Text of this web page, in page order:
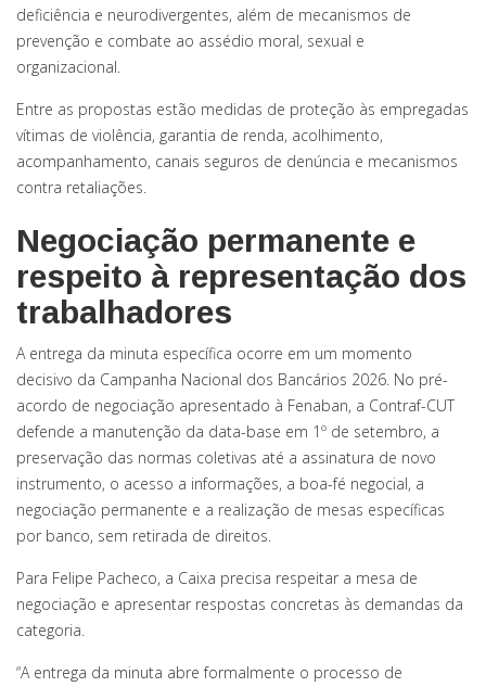
deficiência e neurodivergentes, além de mecanismos de
prevenção e combate ao assédio moral, sexual e
organizacional.
Entre as propostas estão medidas de proteção às empregadas
vítimas de violência, garantia de renda, acolhimento,
acompanhamento, canais seguros de denúncia e mecanismos
contra retaliações.
Negociação permanente e
respeito à representação dos
trabalhadores
A entrega da minuta específica ocorre em um momento
decisivo da Campanha Nacional dos Bancários 2026. No pré-
acordo de negociação apresentado à Fenaban, a Contraf-CUT
defende a manutenção da data-base em 1º de setembro, a
preservação das normas coletivas até a assinatura de novo
instrumento, o acesso a informações, a boa-fé negocial, a
negociação permanente e a realização de mesas específicas
por banco, sem retirada de direitos.
Para Felipe Pacheco, a Caixa precisa respeitar a mesa de
negociação e apresentar respostas concretas às demandas da
categoria.
“A entrega da minuta abre formalmente o processo de